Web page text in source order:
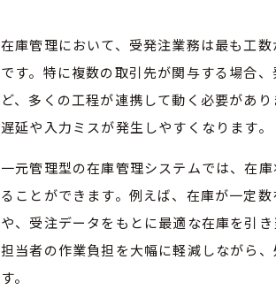
在庫管理において、受発注業務は最も工
です。特に複数の取引先が関与する場合
ど、多くの工程が連携して動く必要があ
遅延や入力ミスが発生しやすくなります。
一元管理型の在庫管理システムでは、在
ることができます。例えば、在庫が一定
や、受注データをもとに最適な在庫を引
担当者の作業負担を大幅に軽減しながら
す。